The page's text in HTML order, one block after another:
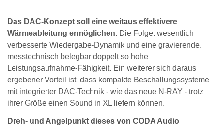
Das DAC-Konzept soll eine weitaus effektivere
Wärmeableitung ermöglichen. Die Folge: wesentlich
verbesserte Wiedergabe-Dynamik und eine gravierende,
messtechnisch belegbar doppelt so hohe
Leistungsaufnahme-Fähigkeit. Ein weiterer sich daraus
ergebener Vorteil ist, dass kompakte Beschallungssysteme
mit integrierter DAC-Technik - wie das neue N-RAY - trotz
ihrer Größe einen Sound in XL liefern können.
Dreh- und Angelpunkt dieses von CODA Audio